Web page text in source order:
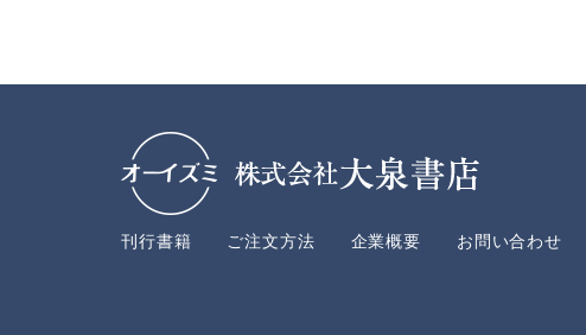
刊行書籍 ご注文方法 企業概要 お問い合わせ